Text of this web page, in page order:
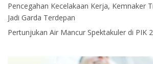
Pencegahan Kecelakaan Kerja, Kemnaker
Jadi Garda Terdepan
Pertunjukan Air Mancur Spektakuler di PIK